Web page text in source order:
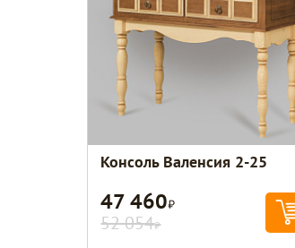
Консоль Валенсия 2-25
47 460Р
52 054Р